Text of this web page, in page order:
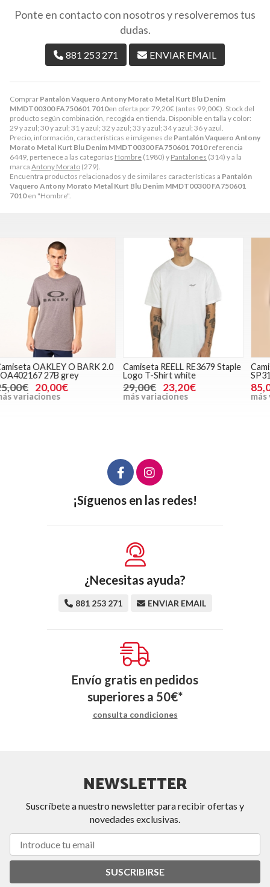
Comprar Pantalón Vaquero Antony Morato Metal Kurt Blu Denim
MMDT00300 FA750601 7010en oferta por79,20€ (antes 99,00€). Stock del
producto según combinación, recogida en tienda. Disponible en talla y color:
29 y azul; 30 y azul; 31 y azul; 32 y azul; 33 y azul; 34 y azul; 36 y azul.
Precio, información, características e imágenes de Pantalón Vaquero Antony
Morato Metal Kurt Blu Denim MMDT00300 FA750601 7010referencia
6449, pertenece a las categorías Hombre (1980) y Pantalones (314) y a la
marca Antony Morato (279).
Encuentra productos relacionados y de similares características a Pantalón
Vaquero Antony Morato Metal Kurt Blu Denim MMDT00300 FA750601
7010en "Hombre".
Ponte en contacto con nosotros y resolveremos tus
dudas.
881 253 271 ENVIAR EMAIL
Camiseta REELL RE3679 Staple
Logo T-Shirt white
29,00€ 23,20€
más variaciones
Camiseta SPRAYGROUND
SP315 Sharks in NY
85,00€
más variaciones
¡Síguenos en las redes!
¿Necesitas ayuda?
881 253 271 ENVIAR EMAIL
Envío gratis en pedidos
superiores a 50€*
consulta condiciones
NEWSLETTER
Suscríbete a nuestro newsletter para recibir ofertas y
novedades exclusivas.
SUSCRIBIRSE